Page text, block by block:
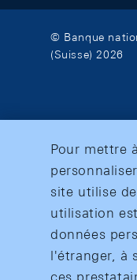
© Banque
(Suisse) 2026
Pour mettre
site utilise
utilisation
données
l'étranger, à